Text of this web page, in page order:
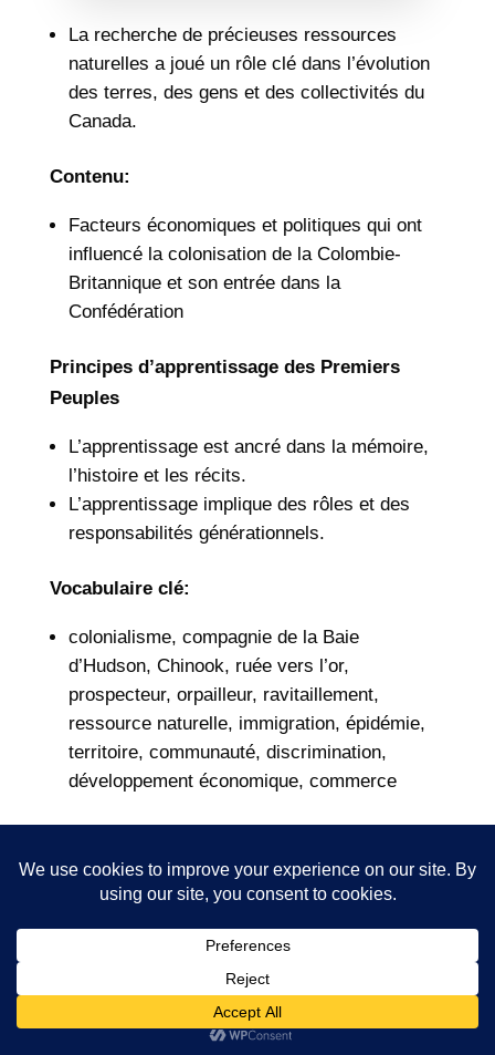
BUY TICKETS
La recherche de précieuses ressources
naturelles a joué un rôle clé dans l’évolution
des terres, des gens et des collectivités du
Canada.
Contenu:
Facteurs économiques et politiques qui ont
influencé la colonisation de la Colombie-
Britannique et son entrée dans la
Confédération
Principes d’apprentissage des Premiers
Peuples
L’apprentissage est ancré dans la mémoire,
l’histoire et les récits.
L’apprentissage implique des rôles et des
responsabilités générationnels.
Vocabulaire clé:
colonialisme, compagnie de la Baie
d’Hudson, Chinook, ruée vers l’or,
prospecteur, orpailleur, ravitaillement,
ressource naturelle, immigration, épidémie,
territoire, communauté, discrimination,
développement économique, commerce
Le groupe rencontre les guides au 26 Bastion
arbre qui s’y trouve. Deux guides
francophones se partagent le groupe.
Les élèves sont accueillis à l’intérieur de nos
locaux où sacs à dos peuvent y être laissés